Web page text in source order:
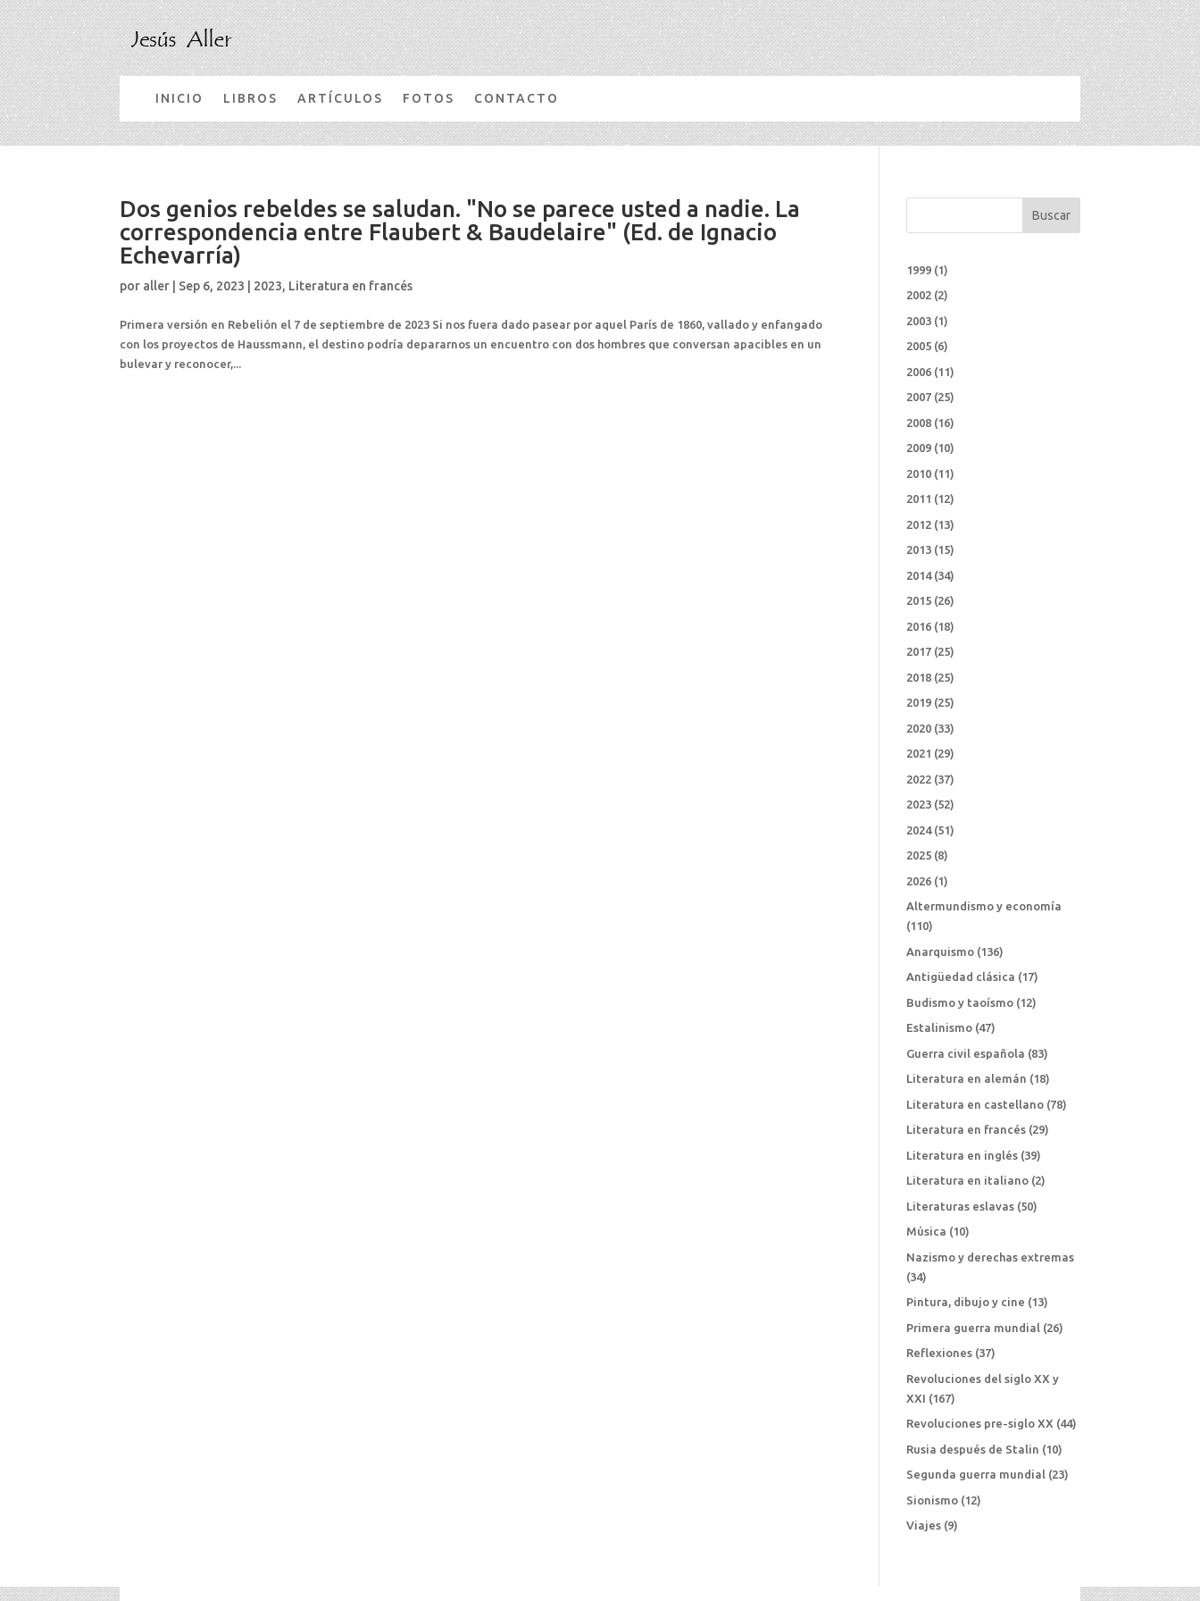
INICIO LIBROS ARTÍCULOS FOTOS CONTACTO
Dos genios rebeldes se saludan. "No se parece usted a nadie. La
correspondencia entre Flaubert & Baudelaire" (Ed. de Ignacio
Echevarría)
por aller Sep 6, 2023 2023, Literatura en francés
Primera versión en Rebelión el 7 de septiembre de 2023 Si nos fuera dado pasear por aquel París de 1860, vallado y enfangado
con los proyectos de Haussmann, el destino podría depararnos un encuentro con dos hombres que conversan apacibles en un
bulevar y reconocer,...
Buscar
1999 (1)
2002 (2)
2003 (1)
2005 (6)
2006 (11)
2007 (25)
2008 (16)
2009 (10)
2010 (11)
2011 (12)
2012 (13)
2013 (15)
2014(34)
2015 (26)
2016 (18)
2017 (25)
2018 (25)
2019 (25)
2020 (33)
2021 (29)
2022 (37)
2023 (52)
2024(51)
2025 (8)
2026 (1)
Altermundismo y economía
(110)
Anarquismo (136)
Antigüedad clásica (17)
Budismo y taoísmo (12)
Estalinismo (47)
Guerra civil española (83)
Literatura en alemán (18)
Literatura en castellano (78)
Literatura en francés (29)
Literatura en inglés (39)
Literatura en italiano (2)
Literaturas eslavas (50)
Música (10)
Nazismo y derechas extremas
(34)
Pintura, dibujo y cine (13)
Primera guerra mundial (26)
Reflexiones (37)
Revoluciones del siglo XX y
XXI (167)
Revoluciones pre-siglo XX (44)
Rusia después de Stalin (10)
Segunda guerra mundial (23)
Sionismo (12)
Viajes (9)